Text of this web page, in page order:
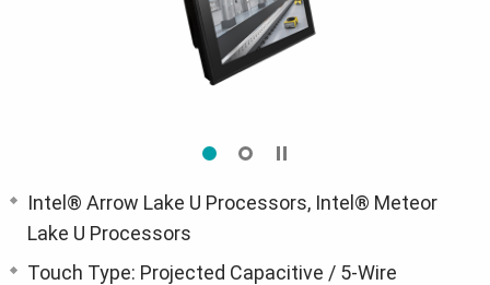
Intel® Arrow Lake U Processors, Intel® Meteor
Lake U Processors
Touch Type: Projected Capacitive / 5-Wire